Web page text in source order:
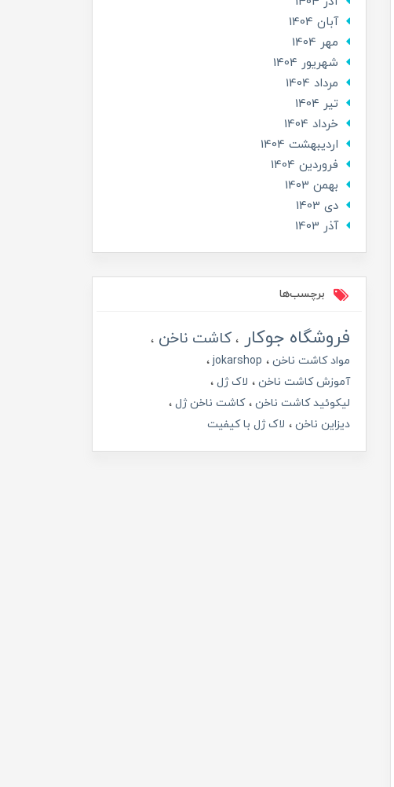
آبان 1404
مهر 1404
شهریور 1404
مرداد 1404
تير 1404
خرداد 1404
ارديبهشت 1404
فروردین 1404
بهمن 1403
دی 1403
آذر 1403
برچسب‌ها
فروشگاه جوکار کاشت ناخن
مواد کاشت ناخن
jokarshop
آموزش کاشت ناخن
لاک ژل
لیکوئید کاشت ناخن
کاشت ناخن ژل
دیزاین ناخن
لاک ژل با کیفیت